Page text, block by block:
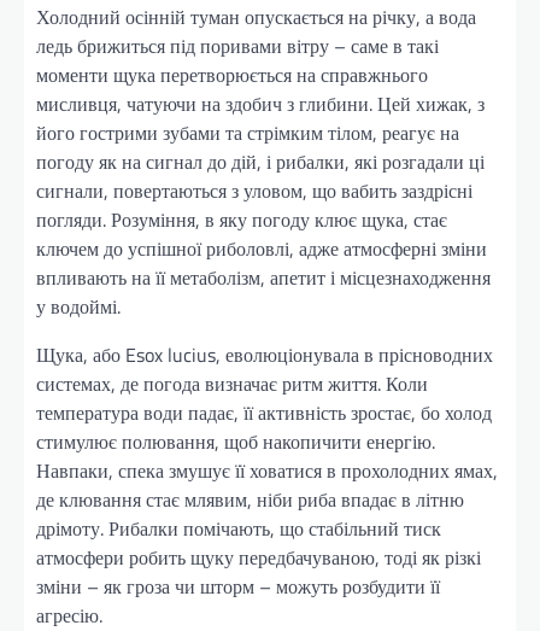
Холодний осінній туман опускається на річку, а вода
ледь брижиться під поривами вітру – саме в такі
моменти щука перетворюється на справжнього
мисливця, чатуючи на здобич з глибини. Цей хижак, з
його гострими зубами та стрімким тілом, реагує на
погоду як на сигнал до дій, і рибалки, які розгадали ці
сигнали, повертаються з уловом, що вабить заздрісні
погляди. Розуміння, в яку погоду клює щука, стає
ключем до успішної риболовлі, адже атмосферні зміни
впливають на її метаболізм, апетит і місцезнаходження
у водоймі.
Щука, або Esox lucius, еволюціонувала в прісноводних
системах, де погода визначає ритм життя. Коли
температура води падає, її активність зростає, бо холод
стимулює полювання, щоб накопичити енергію.
Навпаки, спека змушує її ховатися в прохолодних ямах,
де клювання стає млявим, ніби риба впадає в літню
дрімоту. Рибалки помічають, що стабільний тиск
атмосфери робить щуку передбачуваною, тоді як різкі
зміни – як гроза чи шторм – можуть розбудити її
агресію.